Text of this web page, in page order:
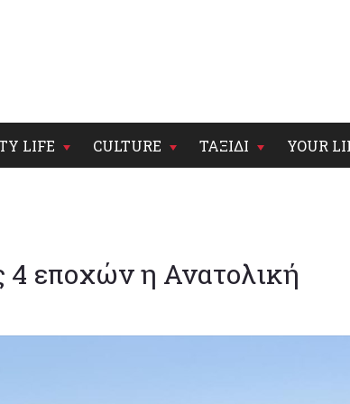
LIFE CULTURE ΤΑΞΙΔΙ YOUR
4 εποχών η Ανατολική